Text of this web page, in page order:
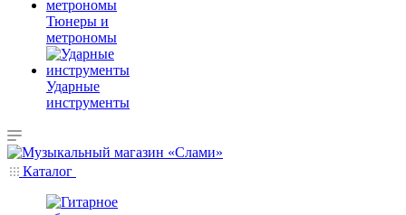
Тюнеры и
метрономы
Ударные
инструменты
Каталог